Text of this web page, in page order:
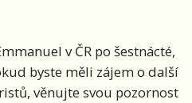
v ČR po šestnácté,
byste měli zájem o další
věnujte svou pozornost